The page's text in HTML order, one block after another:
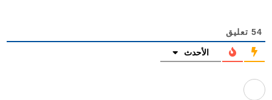
54 تعليق
الأحدث